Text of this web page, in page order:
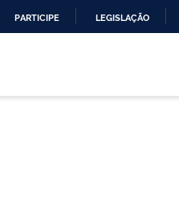
PARTICIPE LEGISLAÇÃO